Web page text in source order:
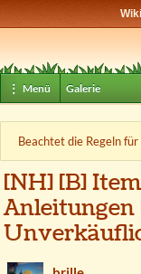
Wiki
⋮ Menü Galerie
Beachtet die Regeln für
[NH] [B]
Anleitungen